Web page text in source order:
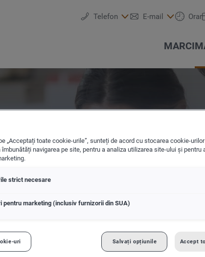
MARCI
Telefon E-mail Orar
cativa pasi. Selectati din
culori si alte optionale.
„Acceptați toate cookie-urile”, sunteți de acord cu stocarea cookie-
îmbunătăți navigarea pe site, pentru a analiza utilizarea site-ului și pentru
strict necesare
pentru marketing (inclusiv furnizorii din SUA)
uri Salvați opțiunile Accept